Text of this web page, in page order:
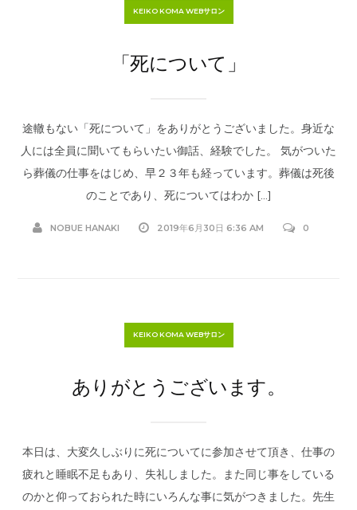
KEIKO KOMA WEBサロン
「死について」
途轍もない「死について」をありがとうございました。身近な
人には全員に聞いてもらいたい御話、経験でした。 気がついた
ら葬儀の仕事をはじめ、早２３年も経っています。葬儀は死後
のことであり、死についてはわか […]
NOBUE HANAKI 2019年6月30日 6:36 AM 0
KEIKO KOMA WEBサロン
ありがとうございます。
本日は、大変久しぶりに死についてに参加させて頂き、仕事の
疲れと睡眠不足もあり、失礼しました。また同じ事をしている
のかと仰っておられた時にいろんな事に気がつきました。先生